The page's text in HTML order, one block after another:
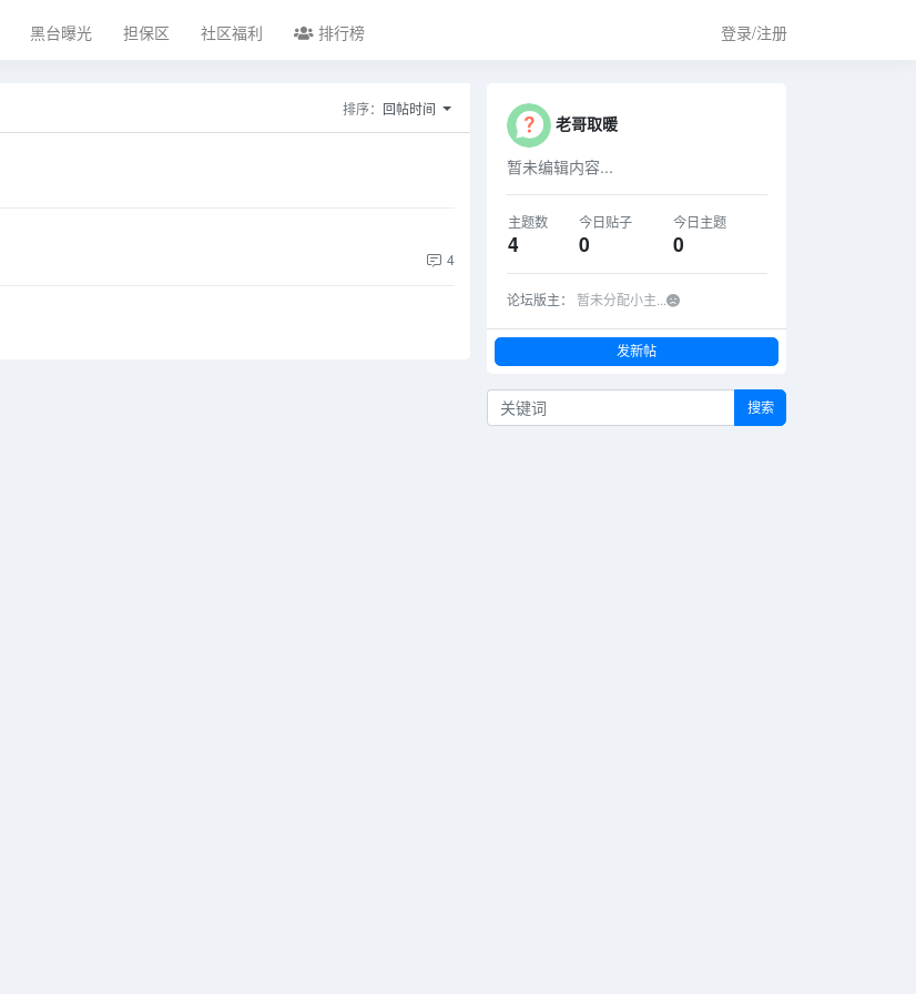
黑台曝光 担保区 社区福利 排行榜 登录/注册
排序： 回帖时间
4
老哥取暖
暂未编辑内容...
主题数
4
今日贴子
0
今日主题
0
论坛版主： 暂未分配小主...
发新帖
搜索